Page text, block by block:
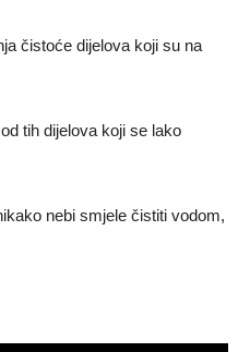
čistoće dijelova koji su na
tih dijelova koji se lako
nebi smjele čistiti vodom,